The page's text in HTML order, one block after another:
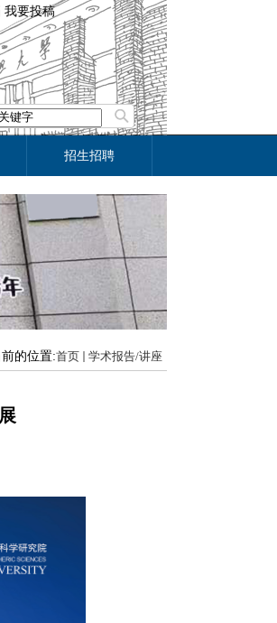
我要投稿
招生招聘
的位置:首页 学术报告/讲座